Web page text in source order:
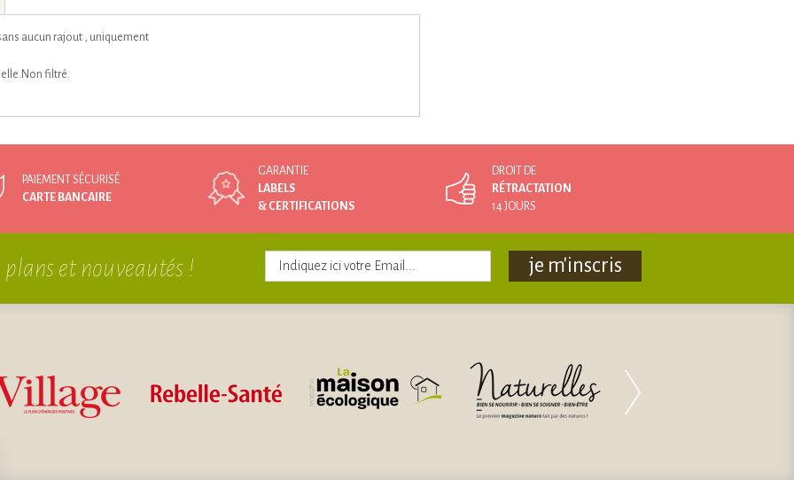
aucun rajout , uniquement
filtré.
PAIEMENT SÉCURISÉ
CARTE BANCAIRE
GARANTIE
LABELS
& CERTIFICATIONS
DROIT DE
RÉTRACTATION
14 JOURS
et nouveautés ! je m'inscris